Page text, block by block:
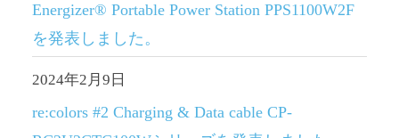
Energizer® Portable Power Station PPS1100W2F
を発表しました。
re:colors #2 Charging & Data cable CP-
2024年2月9日